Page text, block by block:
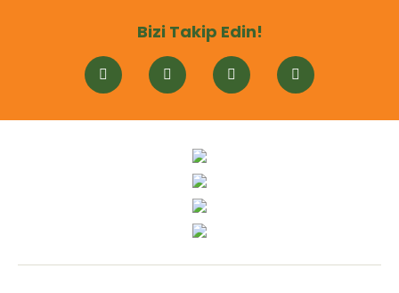
Bizi Takip Edin!